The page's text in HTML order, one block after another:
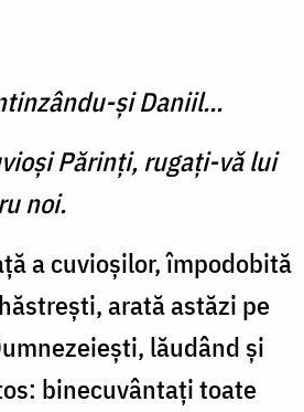
şi Daniil...
Părinţi, rugaţi-vă lui
noi.
a cuvioşilor, împodobită
arată astăzi pe
lăudând şi
binecuvântaţi toate